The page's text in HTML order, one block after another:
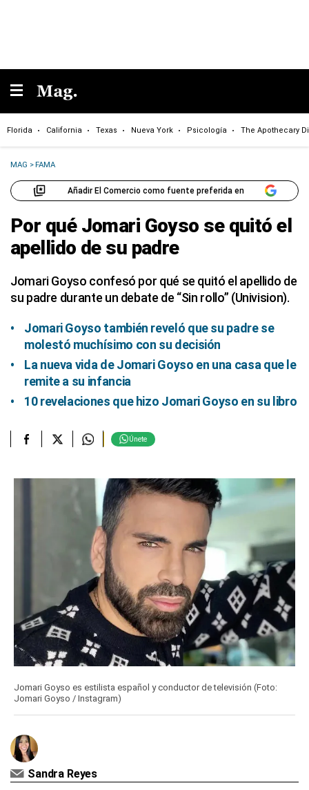
Florida California Texas Nueva York Psicología The Apothecary
MAG >FAMA
Añadir El Comercio como fuente preferida en
Por qué Jomari Goyso se quitó el
apellido de su padre
Jomari Goyso confesó por qué se quitó el apellido de
su padre durante un debate de “Sin rollo” (Univision).
Jomari Goyso también reveló que su padre se
molestó muchísimo con su decisión
La nueva vida de Jomari Goyso en una casa que le
remite a su infancia
10 revelaciones que hizo Jomari Goyso en su libro
Únete
Jomari Goyso es estilista español y conductor de televisión (Foto:
Jomari Goyso / Instagram)
Sandra Reyes